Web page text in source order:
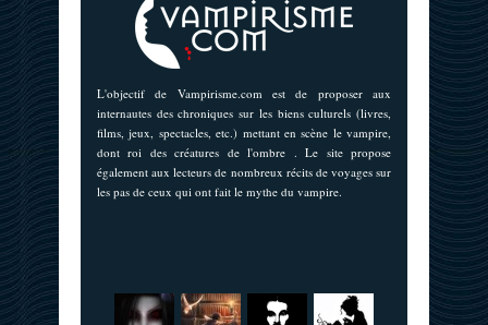
L'objectif de Vampirisme.com est de proposer aux
internautes des chroniques sur les biens culturels (livres,
films, jeux, spectacles, etc.) mettant en scène le vampire,
dont roi des créatures de l'ombre . Le site propose
également aux lecteurs de nombreux récits de voyages sur
les pas de ceux qui ont fait le mythe du vampire.